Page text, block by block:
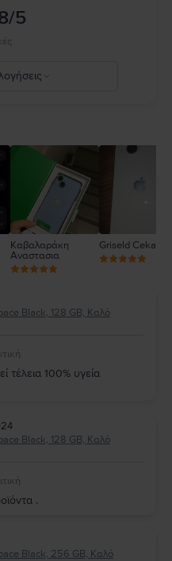
τη χρήση κινητών συσκευών ή
ή προσαρμογέων ή η
πυρκαγιά,
iPhone ή σε άλλη περιουσία.
/5
Καβαλαράκη
Αναστασια
Griseld Ceka
Black, 128 GB, Καλό
τέλεια 100% υγεία
Black, 128 GB, Καλό
.
Black, 256 GB, Καλό